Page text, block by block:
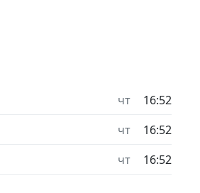
чт
16:52
чт
16:52
чт 16:52